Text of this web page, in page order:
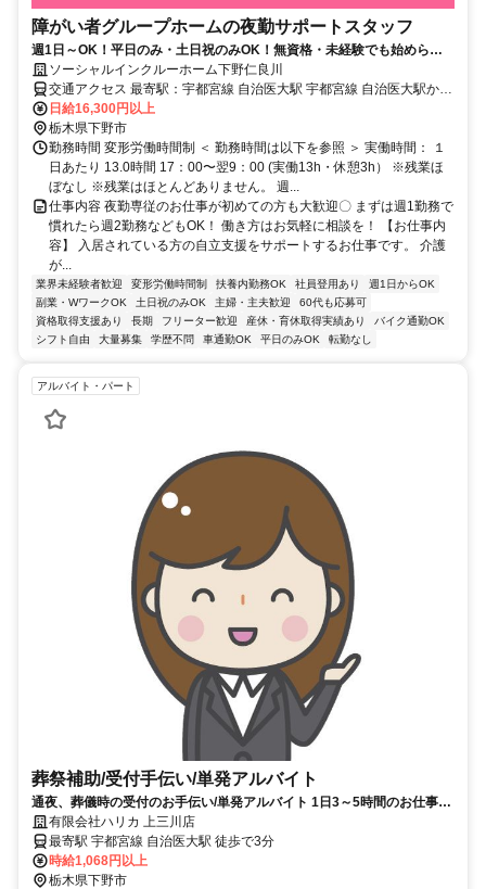
障がい者グループホームの夜勤サポートスタッフ
週1日～OK！平日のみ・土日祝のみOK！無資格・未経験でも始められ
ます。目の前の人に喜んでいただくことに、一生懸命になれる仕事で
す。
ソーシャルインクルーホーム下野仁良川
交通アクセス 最寄駅：宇都宮線 自治医大駅 宇都宮線 自治医大駅から
車7分
日給16,300円以上
栃木県下野市
勤務時間 変形労働時間制 ＜ 勤務時間は以下を参照 ＞ 実働時間： １
日あたり 13.0時間 17：00〜翌9：00 (実働13h・休憩3h） ※残業ほ
ぼなし ※残業はほとんどありません。 週...
仕事内容 夜勤専従のお仕事が初めての方も大歓迎〇 まずは週1勤務で
慣れたら週2勤務などもOK！ 働き方はお気軽に相談を！ 【お仕事内
容】 入居されている方の自立支援をサポートするお仕事です。 介護
が...
業界未経験者歓迎 変形労働時間制 扶養内勤務OK 社員登用あり
週1日からOK
副業・WワークOK
土日祝のみOK 主婦・主夫歓迎
60代も応募可
資格取得支援あり
長期 フリーター歓迎 産休・育休取得実績あり
バイク通勤OK
シフト自由
大量募集 学歴不問 車通勤OK 平日のみOK 転勤なし
アルバイト・パート
葬祭補助/受付手伝い/単発アルバイト
通夜、葬儀時の受付のお手伝い/単発アルバイト 1日3～5時間のお仕事で
す 有限会社ハリカ 上三川店
最寄駅 宇都宮線 自治医大駅 徒歩で3分
時給1,068円以上
栃木県下野市